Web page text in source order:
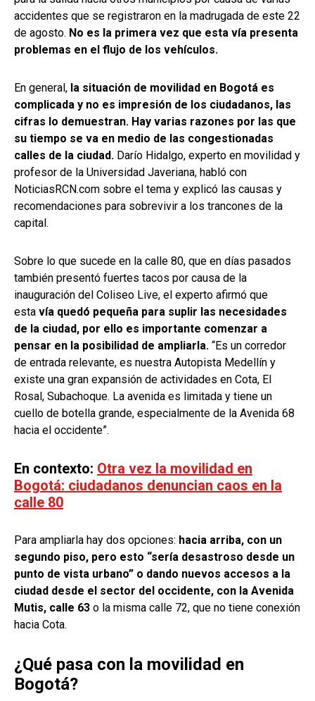
accidentes que se registraron en la madrugada de este 22
de agosto. No es la primera vez que esta vía presenta
problemas en el flujo de los vehículos.
En general, la situación de movilidad en Bogotá es
complicada y no es impresión de los ciudadanos, las
cifras lo demuestran. Hay varias razones por las que
su tiempo se va en medio de las congestionadas
calles de la ciudad. Darío Hidalgo, experto en movilidad y
profesor de la Universidad Javeriana, habló con
NoticiasRCN.com sobre el tema y explicó las causas y
recomendaciones para sobrevivir a los trancones de la
capital.
Sobre lo que sucede en la calle 80, que en días pasados
también presentó fuertes tacos por causa de la
inauguración del Coliseo Live, el experto afirmó que
esta vía quedó pequeña para suplir las necesidades
de la ciudad, por ello es importante comenzar a
pensar en la posibilidad de ampliarla. “Es un corredor
de entrada relevante, es nuestra Autopista Medellín y
existe una gran expansión de actividades en Cota, El
Rosal, Subachoque. La avenida es limitada y tiene un
cuello de botella grande, especialmente de la Avenida 68
hacia el occidente”.
En contexto: Otra vez la movilidad en
Bogotá: ciudadanos denuncian caos en la
calle 80
Para ampliarla hay dos opciones: hacia arriba, con un
segundo piso, pero esto “sería desastroso desde un
punto de vista urbano” o dando nuevos accesos a la
ciudad desde el sector del occidente, con la Avenida
Mutis, calle 63 o la misma calle 72, que no tiene conexión
hacia Cota.
¿Qué pasa con la movilidad en
Bogotá?